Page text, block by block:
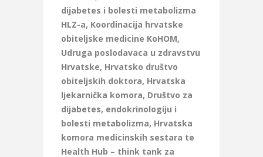
dijabetes i bolesti metabolizma
HLZ-a, Koordinacija hrvatske
obiteljske medicine KoHOM,
Udruga poslodavaca u zdravstvu
Hrvatske, Hrvatsko društvo
obiteljskih doktora, Hrvatska
ljekarnička komora, Društvo za
dijabetes, endokrinologiju i
bolesti metabolizma, Hrvatska
komora medicinskih sestara te
Health Hub – think tank za